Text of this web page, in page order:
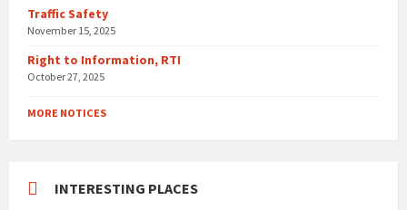
Traffic Safety
November 15, 2025
Right to Information, RTI
October 27, 2025
MORE NOTICES
INTERESTING PLACES